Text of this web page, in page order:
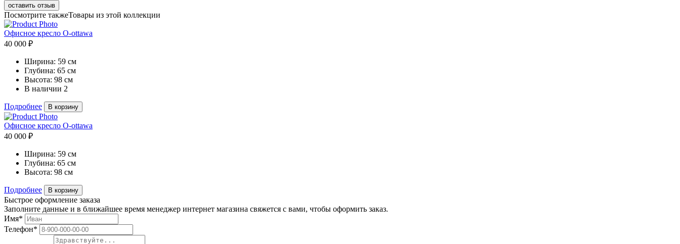
оставить отзыв
Посмотрите такжеТовары из этой коллекции
Офисное кресло O-ottawa
40 000 ₽
Ширина: 59 см
Глубина: 65 см
Высота: 98 см
В наличии 2
Подробнее В корзину
Офисное кресло O-ottawa
40 000 ₽
Ширина: 59 см
Глубина: 65 см
Высота: 98 см
Подробнее В корзину
Быстрое оформление заказа
Заполните данные и в ближайшее время менеджер интернет магазина свяжется с вами, чтобы оформить заказ.
Имя*
Телефон*